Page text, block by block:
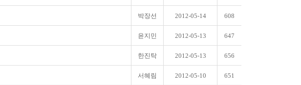
박장선 2012-05-14 608
윤지민 2012-05-13 647
한진탁 2012-05-13 656
서혜림 2012-05-10 651